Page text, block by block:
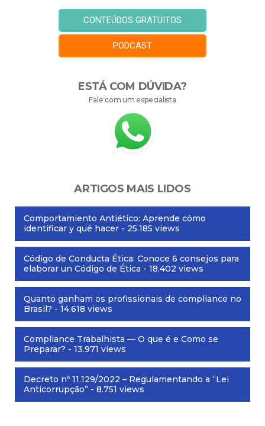
CONTEÚDOS GRATUITOS
PODCAST
ESTÁ COM DÚVIDA?
Fale com um especialista
ARTIGOS MAIS LIDOS
Comportamiento Antiético: Aprende cómo
identificar y qué hacer - 25.185 views
Código de Conducta Ética: Conoce 6 consejos para
elaborar un Código de Ética - 18.402 views
Quanto ganham os profissionais de compliance no
Brasil? - 14.618 views
Compliance Trabalhista — O que é e Como se
Preparar? - 13.971 views
Decreto nº 11.129/2022 – Regulamentando a “Lei
Anticorrupção” - 8.751 views